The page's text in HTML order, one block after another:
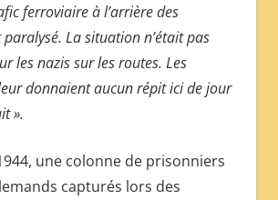
ferroviaire à l’arrière des
La situation n’était pas
les nazis sur les routes. Les
donnaient aucun répit ici de jour
».
une colonne de prisonniers
capturés lors des